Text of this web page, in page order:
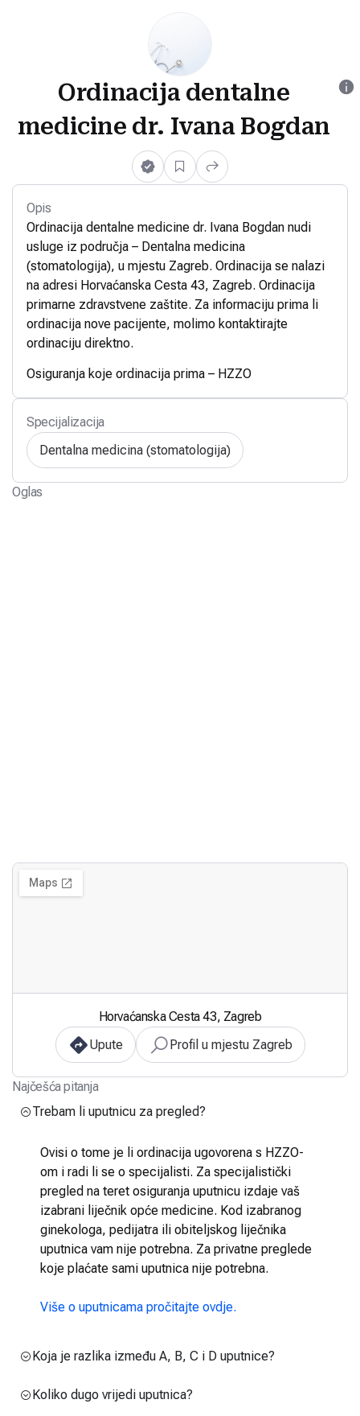
Ordinacija dentalne
medicine dr. Ivana Bogdan
Opis
Ordinacija dentalne medicine dr. Ivana Bogdan nudi
usluge iz područja – Dentalna medicina
(stomatologija), u mjestu Zagreb. Ordinacija se nalazi
na adresi Horvaćanska Cesta 43, Zagreb. Ordinacija
primarne zdravstvene zaštite. Za informaciju prima li
ordinacija nove pacijente, molimo kontaktirajte
ordinaciju direktno.
Osiguranja koje ordinacija prima – HZZO
Specijalizacija
Dentalna medicina (stomatologija)
Oglas
Horvaćanska Cesta 43, Zagreb
Upute
Profil u mjestu Zagreb
Najčešća pitanja
Trebam li uputnicu za pregled?
Ovisi o tome je li ordinacija ugovorena s HZZO-
om i radi li se o specijalisti. Za specijalistički
pregled na teret osiguranja uputnicu izdaje vaš
izabrani liječnik opće medicine. Kod izabranog
ginekologa, pedijatra ili obiteljskog liječnika
uputnica vam nije potrebna. Za privatne preglede
koje plaćate sami uputnica nije potrebna.
Više o uputnicama pročitajte ovdje.
Koja je razlika između A, B, C i D uputnice?
Koliko dugo vrijedi uputnica?